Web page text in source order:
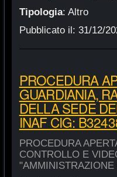
Tipologia: Altro
Pubblicato il: 31/12/
PROCEDURA
GUARDIANIA,
DELLA SEDE
INAF CIG:
PROCEDURA
CONTROLLO E